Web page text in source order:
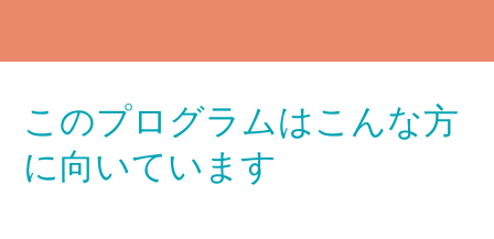
このプログラムはこんな方
に向いています